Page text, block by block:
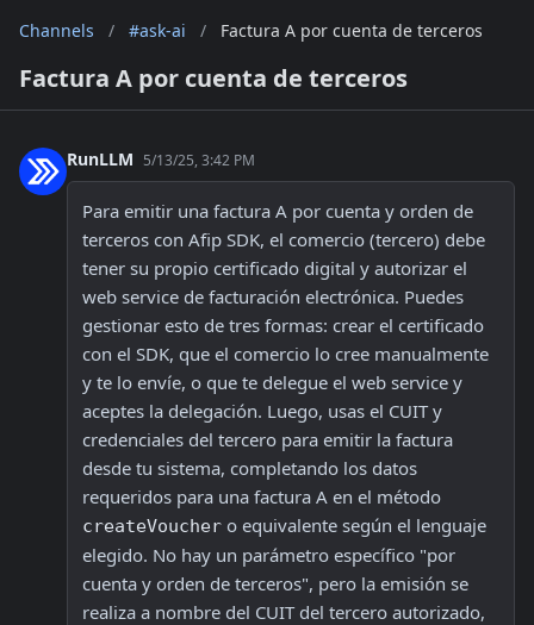
Channels / #ask-ai / Factura A por cuenta de terceros
Factura A por cuenta de terceros
RunLLM 5/13/25, 3:42 PM
Para emitir una factura A por cuenta y orden de
terceros con Afip SDK, el comercio (tercero) debe
tener su propio certificado digital y autorizar el
web service de facturación electrónica. Puedes
gestionar esto de tres formas: crear el certificado
con el SDK, que el comercio lo cree manualmente
y te lo envíe, o que te delegue el web service y
aceptes la delegación. Luego, usas el CUIT y
credenciales del tercero para emitir la factura
desde tu sistema, completando los datos
createVoucher o equivalente según el lenguaje
elegido. No hay un parámetro específico "por
cuenta y orden de terceros", pero la emisión se
realiza a nombre del CUIT del tercero autorizado,